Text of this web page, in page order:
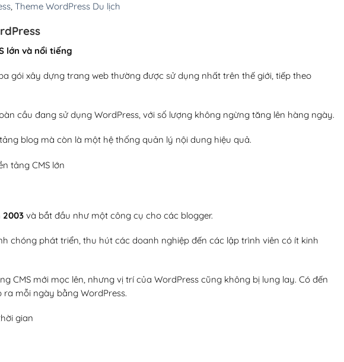
, Theme WordPress Du lịch
lớn và nổi tiếng
gói xây dựng trang web thường được sử dụng nhất trên thế giới, tiếp theo
cầu đang sử dụng WordPress, với số lượng không ngừng tăng lên hàng ngày.
blog mà còn là một hệ thống quản lý nội dung hiệu quả.
tảng CMS lớn
2003và bắt đầu như một công cụ cho các blogger.
chóng phát triển, thu hút các doanh nghiệp đến các lập trình viên có ít kinh
CMS mới mọc lên, nhưng vị trí của WordPress cũng không bị lung lay. Có đến
mỗi ngày bằng WordPress.
gian